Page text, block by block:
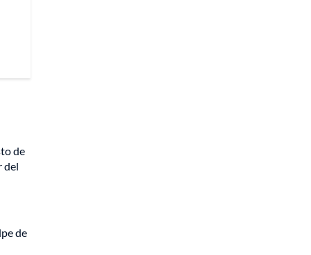
de
del
de